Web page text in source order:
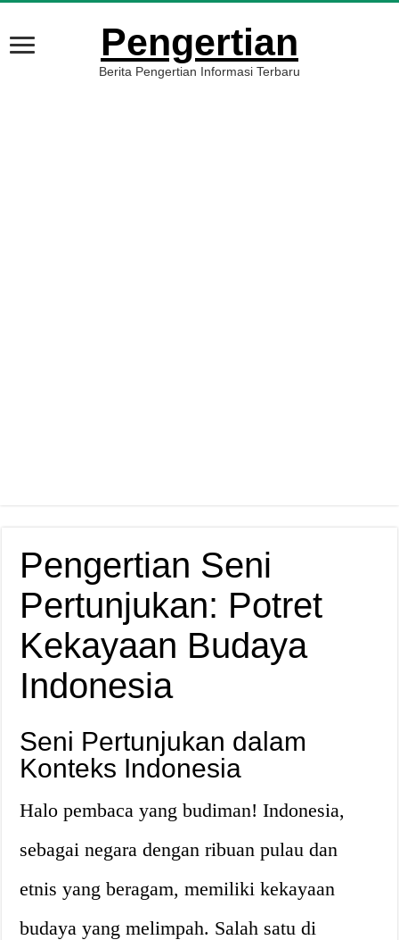
Pengertian
Berita Pengertian Informasi Terbaru
Pengertian Seni
Pertunjukan: Potret
Kekayaan Budaya
Indonesia
Seni Pertunjukan dalam
Konteks Indonesia
Halo pembaca yang budiman! Indonesia,
sebagai negara dengan ribuan pulau dan
etnis yang beragam, memiliki kekayaan
budaya yang melimpah. Salah satu di